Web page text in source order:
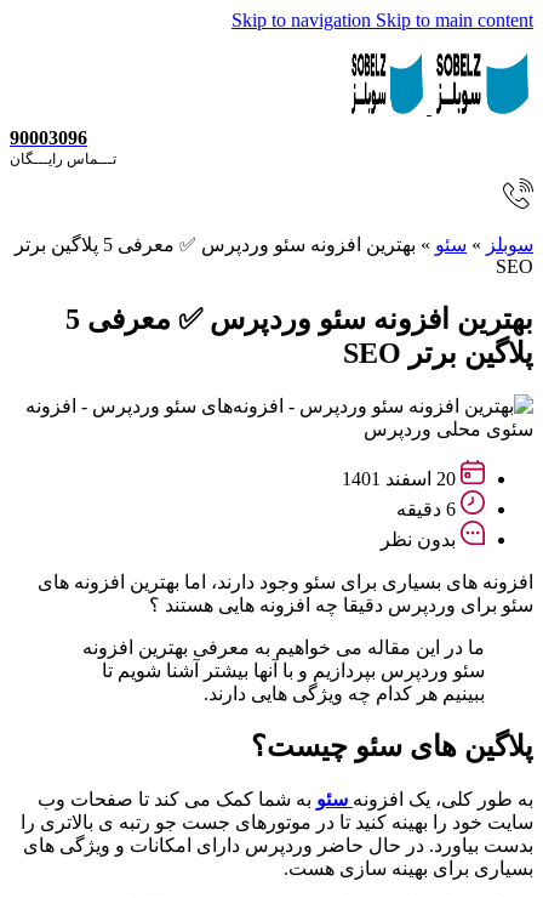
Skip to navigation Skip to main content
90003096
تـــماس رایـــگان
سوبلز » سئو »
بهترین افزونه سئو وردپرس ✅ معرفی 5 پلاگین برتر
SEO
بهترین افزونه سئو وردپرس ✅ معرفی 5
پلاگین برتر SEO
20 اسفند 1401
6 دقیقه
بدون نظر
افزونه های بسیاری برای سئو وجود دارند، اما بهترین افزونه های
سئو برای وردپرس دقیقا چه افزونه هایی هستند ؟
ما در این مقاله می خواهیم به معرفی بهترین افزونه
سئو وردپرس بپردازیم و با آنها بیشتر آشنا شویم تا
ببینیم هر کدام چه ویژگی هایی دارند.
پلاگین های سئو چیست؟
به طور کلی، یک افزونه سئو به شما کمک می کند تا صفحات وب
سایت خود را بهینه کنید تا در موتورهای جست جو رتبه ی بالاتری را
بدست بیاورد. در حال حاضر وردپرس دارای امکانات و ویژگی های
بسیاری برای بهینه سازی هست.